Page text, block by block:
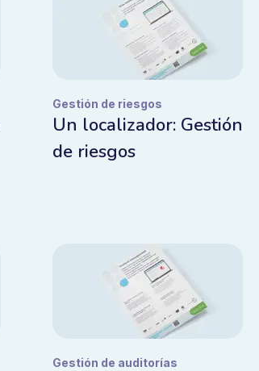
Gestión de riesgos
Un localizador: Gestión
de riesgos
Gestión de auditorías